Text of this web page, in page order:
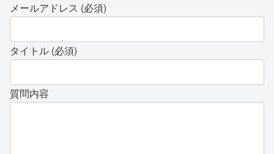
メールアドレス (必須)
タイトル (必須)
質問内容